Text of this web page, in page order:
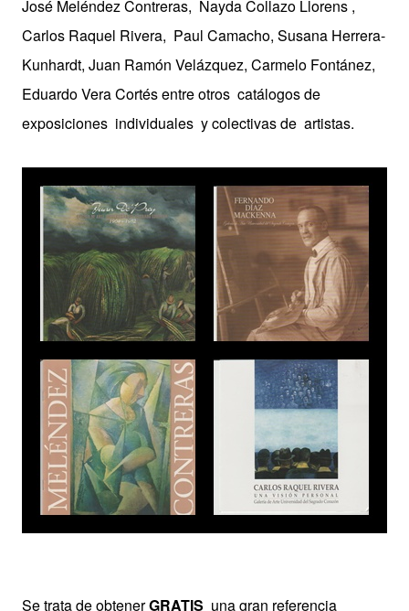
José Meléndez Contreras, Nayda Collazo Llorens ,
Carlos Raquel Rivera, Paul Camacho, Susana Herrera-
Kunhardt, Juan Ramón Velázquez, Carmelo Fontánez,
Eduardo Vera Cortés entre otros catálogos de
exposiciones individuales y colectivas de artistas.
Se trata de obtenerGRATIS una gran referencia